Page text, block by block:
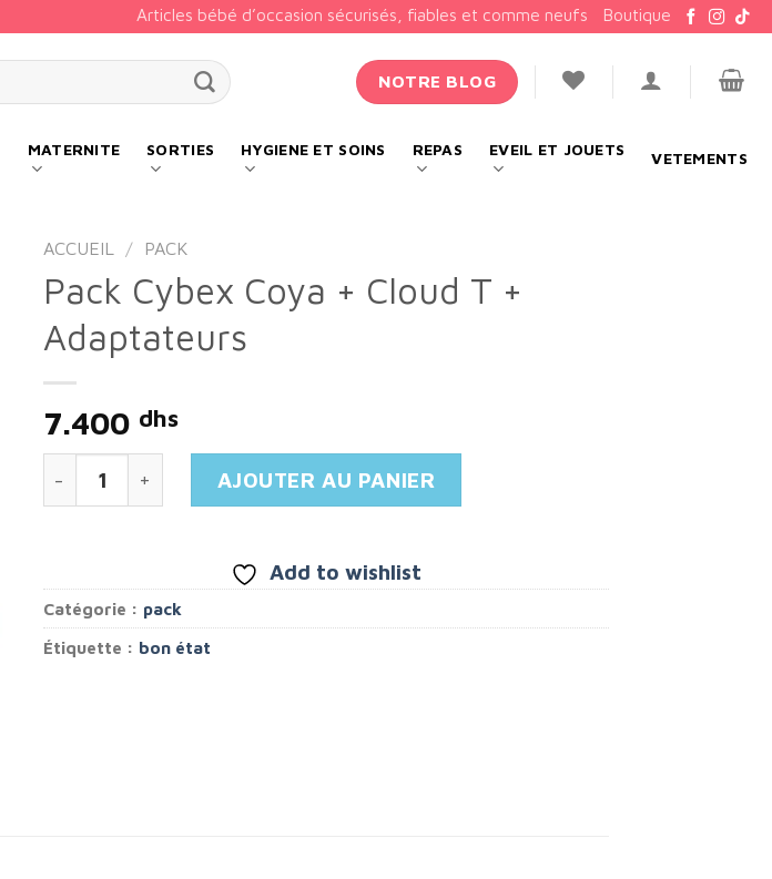
Articles bébé d’occasion sécurisés, fiables et comme neufs Boutique
NOTRE BLOG
MATERNITE SORTIES HYGIENE ET SOINS REPAS EVEIL ET JOUETS VETEMENTS
ACCUEIL / PACK
Pack Cybex Coya + Cloud T +
Adaptateurs
7.400 dhs
AJOUTER AU PANIER
Add to wishlist
Catégorie : pack
Étiquette : bon état